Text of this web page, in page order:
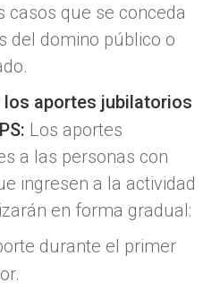
casos que se conceda
del domino público o
los aportes jubilatorios
Los aportes
a las personas con
ingresen a la actividad
en forma gradual:
durante el primer